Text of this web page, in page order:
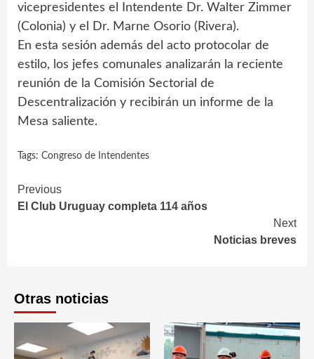
vicepresidentes el Intendente Dr. Walter Zimmer
(Colonia) y el Dr. Marne Osorio (Rivera).
En esta sesión además del acto protocolar de
estilo, los jefes comunales analizarán la reciente
reunión de la Comisión Sectorial de
Descentralización y recibirán un informe de la
Mesa saliente.
Tags: Congreso de Intendentes
Continue
Reading
Previous
El Club Uruguay completa 114 años
Next
Noticias breves
Otras noticias